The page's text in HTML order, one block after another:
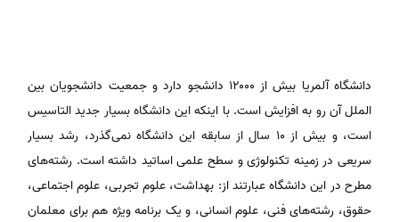
دانشگاه آلمریا بیش از ۱۲۰۰۰ دانشجو دارد و جمعیت دانشجویان بین
الملل آن رو به افزایش است. با اینکه این دانشگاه بسیار جدید التاسیس
است، و بیش از ۱۰ سال از سابقه این دانشگاه نمی‌گذرد، رشد بسیار
سریعی در زمینه تکنولوژی و سطح علمی اساتید داشته است. رشته‌های
مطرح در این دانشگاه عبارتند از: بهداشت، علوم تجربی، علوم اجتماعی،
حقوق، رشته‌های فنی، علوم انسانی، و یک برنامه ویژه هم برای معلمان